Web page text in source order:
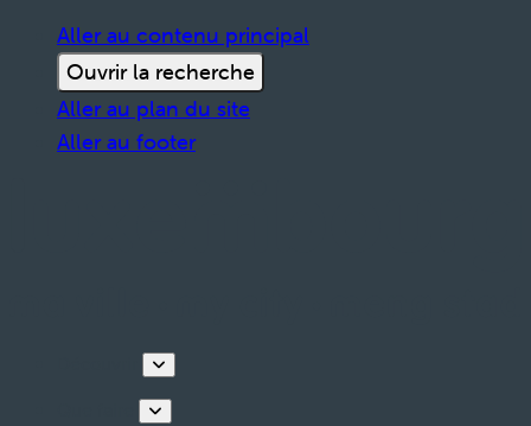
Aller au contenu principal
Ouvrir la recherche
Aller au plan du site
Aller au footer